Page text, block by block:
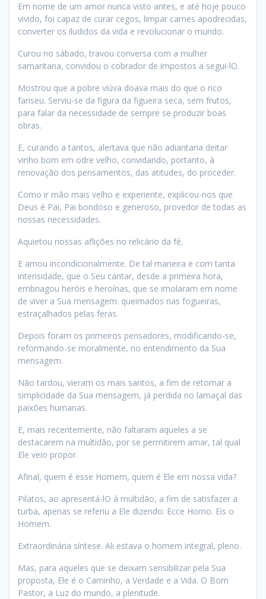
Em nome de um amor nunca visto antes, e até hoje pouco
vivido, foi capaz de curar cegos, limpar carnes apodrecidas,
converter os iludidos da vida e revolucionar o mundo.
Curou no sábado, travou conversa com a mulher
samaritana, convidou o cobrador de impostos a segui-lO.
Mostrou que a pobre viúva doava mais do que o rico
fariseu. Serviu-se da figura da figueira seca, sem frutos,
para falar da necessidade de sempre se produzir boas
obras.
E, curando a tantos, alertava que não adiantaria deitar
vinho bom em odre velho, convidando, portanto, à
renovação dos pensamentos, das atitudes, do proceder.
Como ir mão mais velho e experiente, explicou-nos que
Deus é Pai, Pai bondoso e generoso, provedor de todas as
nossas necessidades.
Aquietou nossas aflições no relicário da fé.
E amou incondicionalmente. De tal maneira e com tanta
intensidade, que o Seu cantar, desde a primeira hora,
embriagou heróis e heroínas, que se imolaram em nome
de viver a Sua mensagem: queimados nas fogueiras,
estraçalhados pelas feras.
Depois foram os primeiros pensadores, modificando-se,
reformando-se moralmente, no entendimento da Sua
mensagem.
Não tardou, vieram os mais santos, a fim de retomar a
simplicidade da Sua mensagem, já perdida no lamaçal das
paixões humanas.
E, mais recentemente, não faltaram aqueles a se
destacarem na multidão, por se permitirem amar, tal qual
Ele veio propor.
Afinal, quem é esse Homem, quem é Ele em nossa vida?
Pilatos, ao apresentá-lO à multidão, a fim de satisfazer a
turba, apenas se referiu a Ele dizendo: Ecce Homo. Eis o
Homem.
Extraordinária síntese. Ali estava o homem integral, pleno.
Mas, para aqueles que se deixam sensibilizar pela Sua
proposta, Ele é o Caminho, a Verdade e a Vida. O Bom
Pastor, a Luz do mundo, a plenitude.